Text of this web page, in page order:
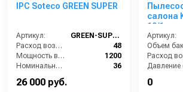
IPC Soteco GREEN SUPER
Артикул:
GREEN-SUPER
Расход воздуха (л/сек):
48
Мощность всасывающей турбины (Вт):
1200
Номинальный диаметр принадлежностей (мм):
36
Объём бака для грязной воды (л):
26 000 руб.
салона
10/1
Артикул:
0